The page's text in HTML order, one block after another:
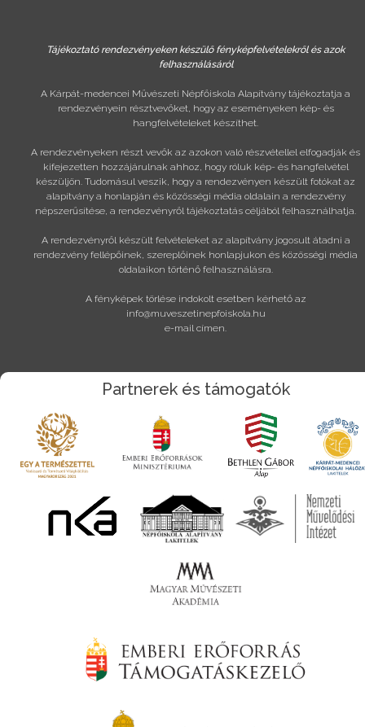
Tájékoztató rendezvényeken készülő fényképfelvételekről és azok
felhasználásáról
A Kárpát-medencei Művészeti Népfőiskola Alapítvány tájékoztatja a
rendezvényein résztvevőket, hogy az eseményeken kép- és
hangfelvételeket készíthet.
A rendezvényeken részt vevők az azokon való részvétellel elfogadják és
kifejezetten hozzájárulnak ahhoz, hogy róluk kép- és hangfelvétel
készüljön. Tudomásul veszik, hogy a rendezvényen készült fotókat az
alapítvány a honlapján és közösségi média oldalain a rendezvény
népszerűsítése, a rendezvényről tájékoztatás céljából felhasználhatja.
A rendezvényről készült felvételeket az alapítvány jogosult átadni a
rendezvény fellépőinek, szereplőinek honlapjukon és közösségi média
oldalaikon történő felhasználásra.
A fényképek törlése indokolt esetben kérhető az
info@muveszetinepfoiskola.hu
e-mail címen.
Partnerek és támogatók